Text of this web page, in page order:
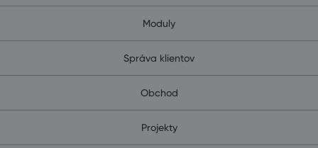
Moduly
Správa klientov
Obchod
Projekty